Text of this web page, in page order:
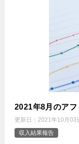
2021年8月のアフ
更新日： 2021年10月03
収入結果報告